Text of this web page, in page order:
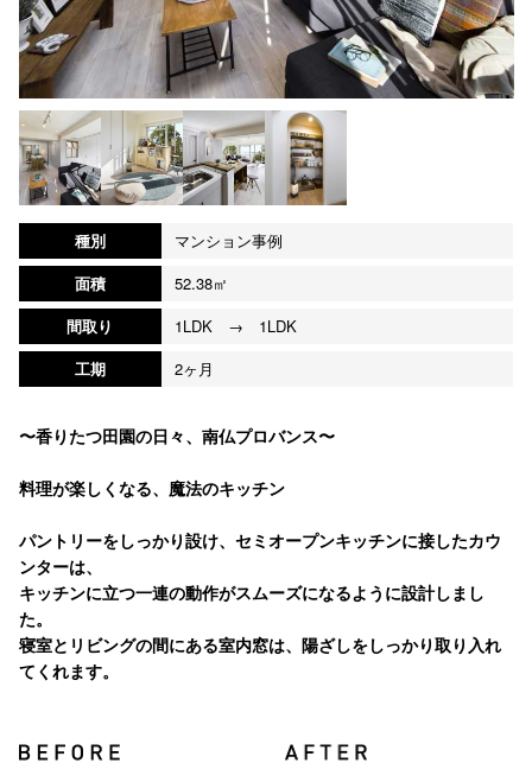
種別
マンション事例
面積
52.38㎡
間取り
1LDK → 1LDK
工期
2ヶ月
〜香りたつ田園の日々、南仏プロバンス〜
料理が楽しくなる、魔法のキッチン
パントリーをしっかり設け、セミオープンキッチンに接したカウ
ンターは、
キッチンに立つ一連の動作がスムーズになるように設計しまし
た。
寝室とリビングの間にある室内窓は、陽ざしをしっかり取り入れ
てくれます。